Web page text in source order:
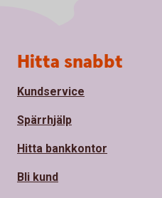
Sidfot
Hitta snabbt
Kundservice
Spärrhjälp
Hitta bankkontor
Bli kund